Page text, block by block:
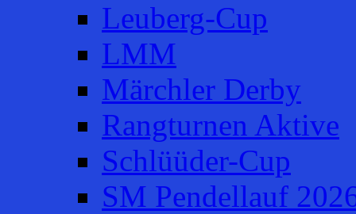
Leuberg-Cup
LMM
Märchler Derby
Rangturnen Aktive
Schlüüder-Cup
SM Pendellauf